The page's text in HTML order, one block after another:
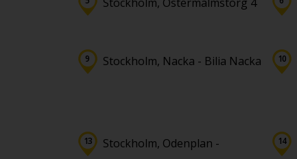
Stockholm, Nacka - Bilia Nacka
Stockholm, Odenplan -